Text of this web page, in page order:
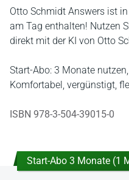
Otto Schmidt Answers ist
am Tag enthalten! Nutzen
direkt mit der KI von Otto
Start-Abo: 3 Monate
Komfortabel, vergünstigt,
ISBN 978-3-504-39015-0
Start-Abo 3 Monate (1